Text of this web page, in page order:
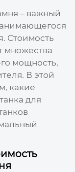
– важный
Стоимость
множества
мощность,
В этой
какие
для